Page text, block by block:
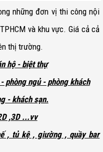
những đơn vị thi công nội
và khu vực. Giá cả cả
thị trường.
hộ - biệt thự
ngủ - phòng khách
- khách sạn.
,3D ...vv
, tủ kệ , giường , quầy bar